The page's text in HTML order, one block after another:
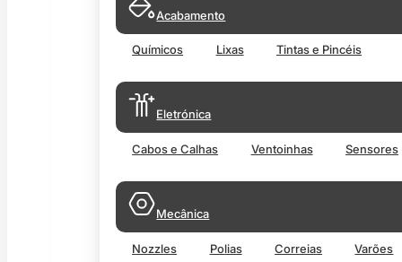
Acabamento
Químicos Lixas Tintas e Pincéis
Eletrónica
Cabos e Calhas Ventoinhas Sensores
Mecânica
Nozzles Polias Correias Varões